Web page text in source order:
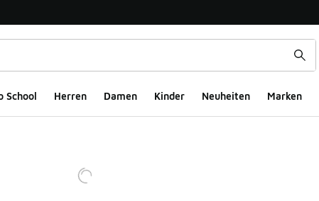
School Herren Damen Kinder Neuheiten Marken